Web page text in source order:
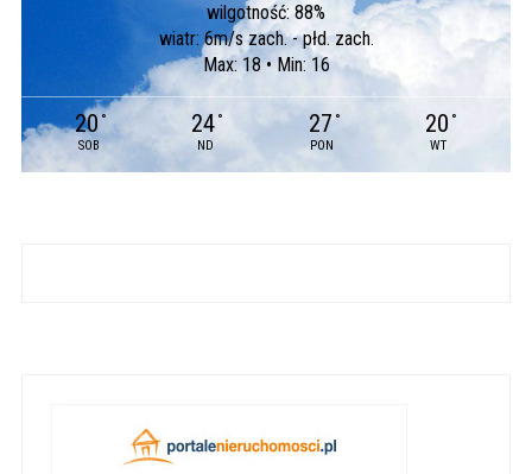
wilgotność: 88%
wiatr: 6m/s zach. - płd. zach.
Max: 18 • Min: 16
20 °
SOB
24 °
ND
27 °
PON
20 °
WT